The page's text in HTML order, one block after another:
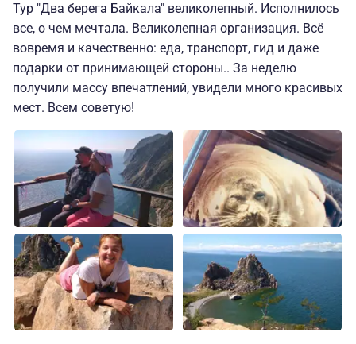
Тур "Два берега Байкала" великолепный. Исполнилось
все, о чем мечтала. Великолепная организация. Всё
вовремя и качественно: еда, транспорт, гид и даже
подарки от принимающей стороны.. За неделю
получили массу впечатлений, увидели много красивых
мест. Всем советую!